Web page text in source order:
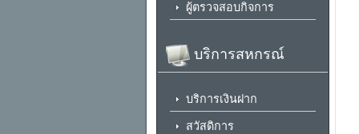
ผู้ตรวจสอบกิจการ
บริการสหกรณ์
บริการเงินฝาก
สวัสดิการ